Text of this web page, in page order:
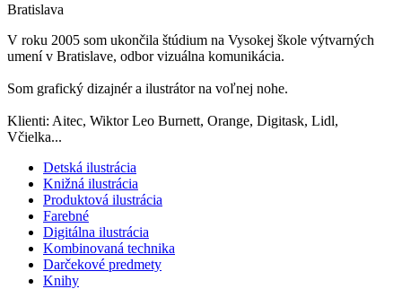
Bratislava
V roku 2005 som ukončila štúdium na Vysokej škole výtvarných
umení v Bratislave, odbor vizuálna komunikácia.
Som grafický dizajnér a ilustrátor na voľnej nohe.
Klienti: Aitec, Wiktor Leo Burnett, Orange, Digitask, Lidl,
Včielka...
Detská ilustrácia
Knižná ilustrácia
Produktová ilustrácia
Farebné
Digitálna ilustrácia
Kombinovaná technika
Darčekové predmety
Knihy